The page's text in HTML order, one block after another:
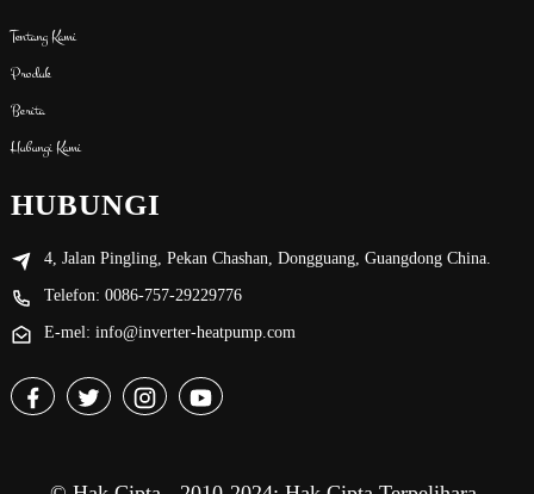
Tentang Kami
Produk
Berita
Hubungi Kami
HUBUNGI
4, Jalan Pingling, Pekan Chashan, Dongguang, Guangdong China.
Telefon: 0086-757-29229776
E-mel: info@inverter-heatpump.com